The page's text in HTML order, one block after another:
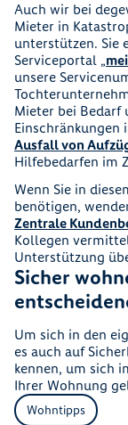
Auch wir bei
Mieter in
unterstützen. Sie
Serviceportal „
unsere
Mieter bei Bedarf
Ausfall von
Hilfebedarfen im
Wenn Sie in
benötigen,
Zentrale
Kollegen
Unterstützung
Sicher
Um sich in den
es auch auf
kennen, um sich
Ihrer Wohnung
Wohntipps